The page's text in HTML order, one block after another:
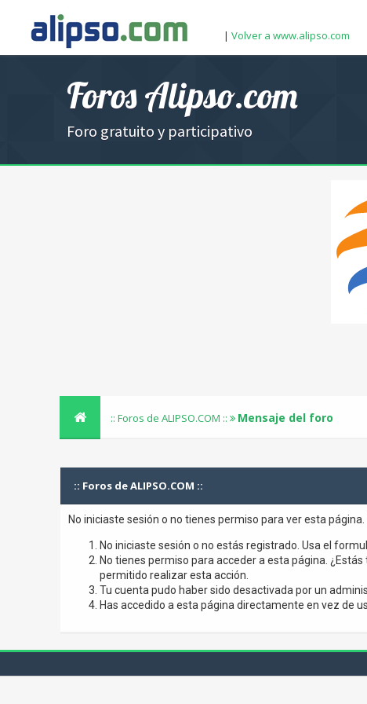
| Volver a www.alipso.com
Foros Alipso.com
Foro gratuito y participativo
:: Foros de ALIPSO.COM :: Mensaje del foro
:: Foros de ALIPSO.COM ::
No iniciaste sesión o no tienes permiso para ver esta
No iniciaste sesión o no estás registrado. Usa el
No tienes permiso para acceder a esta página.
permitido realizar esta acción.
Tu cuenta pudo haber sido desactivada por un
Has accedido a esta página directamente en vez de